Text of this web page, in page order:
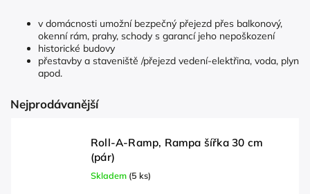
v domácnosti umožní bezpečný přejezd přes balkonový,
okenní rám, prahy, schody s garancí jeho nepoškození
historické budovy
přestavby a staveniště /přejezd vedení-elektřina, voda, plyn
apod.
Nejprodávanější
Roll-A-Ramp, Rampa šířka 30 cm
(pár)
Skladem (5 ks)